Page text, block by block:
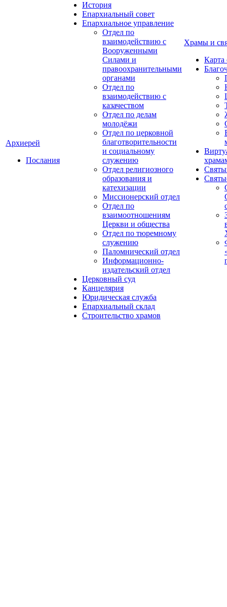
Архиерей
Послания
История
Епархиальный совет
Епархиальное управление
Отдел по
взаимодействию с
Вооруженными
Силами и
правоохранительными
органами
Отдел по
взаимодействию с
казачеством
Отдел по делам
молодёжи
Отдел по церковной
благотворительности
и социальному
служению
Отдел религиозного
образования и
катехизации
Миссионерский отдел
Отдел по
взаимоотношениям
Церкви и общества
Отдел по тюремному
служению
Паломнический отдел
Информационно-
издательский отдел
Церковный суд
Канцелярия
Юридическая служба
Епархиальный склад
Строительство храмов
Храмы и
Карта